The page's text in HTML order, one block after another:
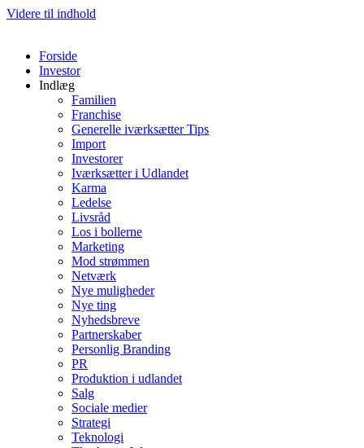
Videre til indhold
Forside
Investor
Indlæg
Familien
Franchise
Generelle iværksætter Tips
Import
Investorer
Iværksætter i Udlandet
Karma
Ledelse
Livsråd
Los i bollerne
Marketing
Mod strømmen
Netværk
Nye muligheder
Nye ting
Nyhedsbreve
Partnerskaber
Personlig Branding
PR
Produktion i udlandet
Salg
Sociale medier
Strategi
Teknologi